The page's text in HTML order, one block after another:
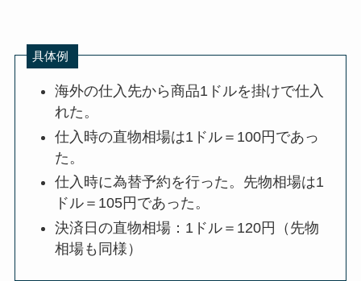
具体例
海外の仕入先から商品1ドルを掛けで仕入
れた。
仕入時の直物相場は1ドル＝100円であっ
た。
仕入時に為替予約を行った。先物相場は1
ドル＝105円であった。
決済日の直物相場：1ドル＝120円（先物
相場も同様）